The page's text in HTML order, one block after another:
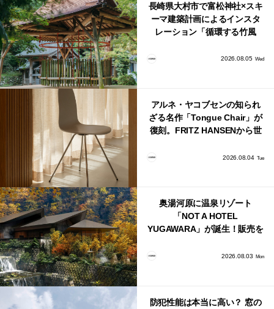
長崎県大村市で富松神社×スキ
ーマ建築計画によるインスタ
レーション「循環する竹風
2026.08.05 Wed
アルネ・ヤコブセンの知られ
ざる名作「Tongue Chair」が
復刻。FRITZ HANSENから世
2026.08.04 Tue
奥湯河原に温泉リゾート
「NOT A HOTEL
YUGAWARA」が誕生！販売を
2026.08.03 Mon
防犯性能は本当に高い？ 窓の